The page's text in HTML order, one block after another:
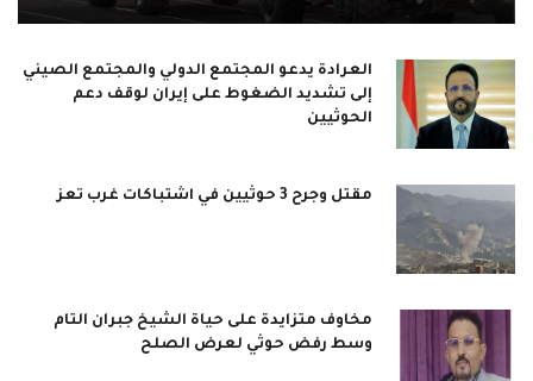
العرادة يدعو المجتمع الدولي والمجتمع الصيني
إلى تشديد الضغوط على إيران لوقف دعم
الحوثيين
مقتل وجرح 3 حوثيين في اشتباكات غرب تعز
مخاوف متزايدة على حياة الشيخ جبران التام
وسط رفض حوثي لعرض الصلح